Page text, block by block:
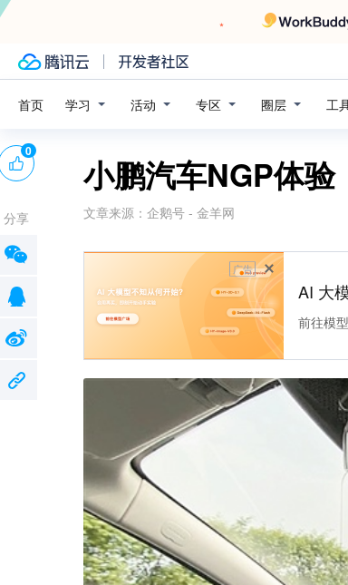
首页 学习 活动 专区 圈层 工
小鹏汽车NGP体验
文章来源： 企鹅号 - 金羊网
广告
AI 大
前往模
0
分享